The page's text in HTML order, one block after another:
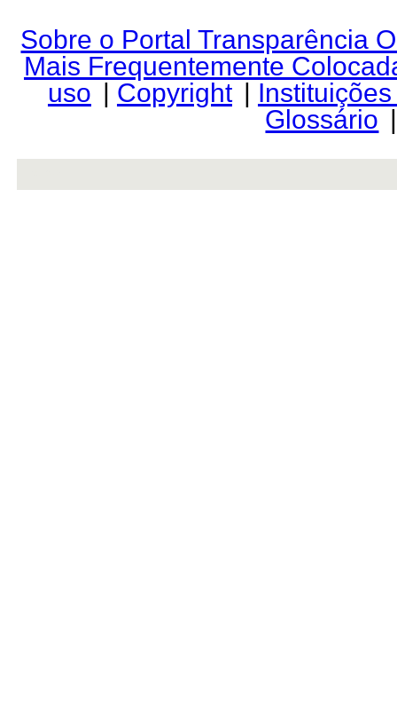
Sobre o Portal Transparência
Mais Frequentemente
uso | Copyright |
Glossário